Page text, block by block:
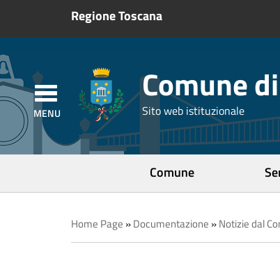
Regione Toscana
Comune
Sito web istituzionale
Comune
Home Page »Documentazione »Notizie dal